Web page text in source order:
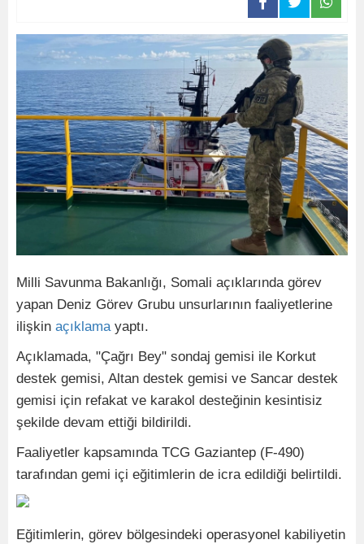
Milli Savunma Bakanlığı, Somali açıklarında görev
yapan Deniz Görev Grubu unsurlarının faaliyetlerine
ilişkin açıklama yaptı.
Açıklamada, "Çağrı Bey" sondaj gemisi ile Korkut
destek gemisi, Altan destek gemisi ve Sancar destek
gemisi için refakat ve karakol desteğinin kesintisiz
şekilde devam ettiği bildirildi.
Faaliyetler kapsamında TCG Gaziantep (F-490)
tarafından gemi içi eğitimlerin de icra edildiği belirtildi.
Eğitimlerin, görev bölgesindeki operasyonel kabiliyetin